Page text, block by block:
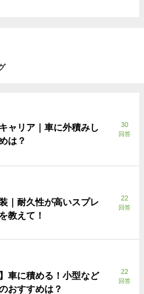
ャリア｜車に外積みし
は？
30
回答
｜耐久性が高いスプレ
教えて！
22
回答
車に積める！小型など
おすすめは？
22
回答